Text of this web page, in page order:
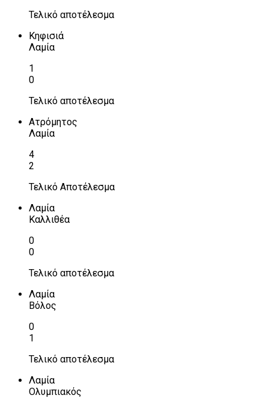
Τελικό αποτέλεσμα
Κηφισιά
Λαμία
1
0
Τελικό αποτέλεσμα
Ατρόμητος
Λαμία
4
2
Τελικό Αποτέλεσμα
Λαμία
Καλλιθέα
0
0
Τελικό αποτέλεσμα
Λαμία
Βόλος
0
1
Τελικό αποτέλεσμα
Λαμία
Ολυμπιακός